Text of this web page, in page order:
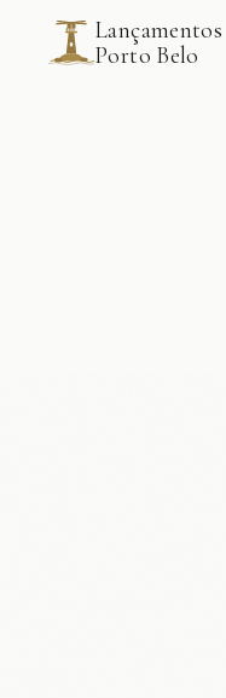
Lançamentos
Porto Belo